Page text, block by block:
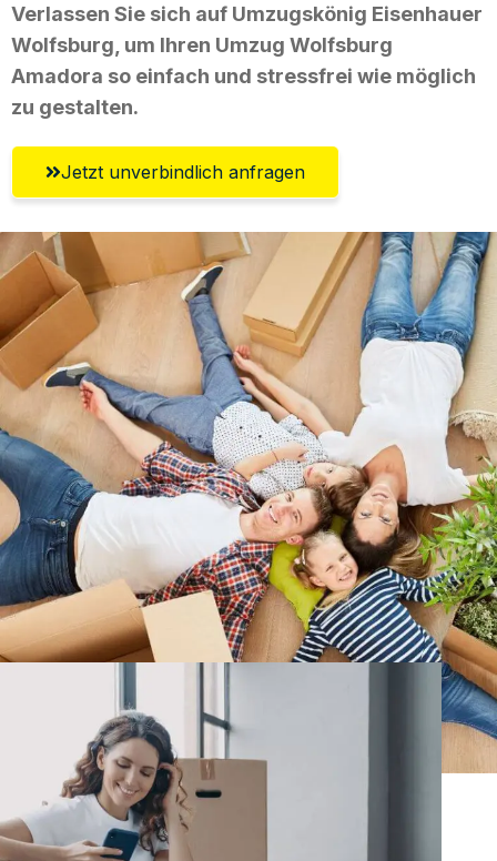
Verlassen Sie sich auf Umzugskönig Eisenhauer
Wolfsburg, um Ihren Umzug Wolfsburg
Amadora so einfach und stressfrei wie möglich
zu gestalten.
Jetzt unverbindlich anfragen